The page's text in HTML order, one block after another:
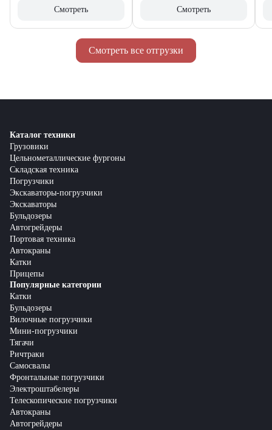
Смотреть все отгрузки
Смотреть Смотреть
Каталог техники
Грузовики
Цельнометаллические фургоны
Складская техника
Погрузчики
Экскаваторы-погрузчики
Экскаваторы
Бульдозеры
Автогрейдеры
Портовая техника
Автокраны
Катки
Прицепы
Популярные категории
Катки
Бульдозеры
Вилочные погрузчики
Мини-погрузчики
Тягачи
Ричтраки
Самосвалы
Фронтальные погрузчики
Электроштабелеры
Телескопические погрузчики
Автокраны
Автогрейдеры